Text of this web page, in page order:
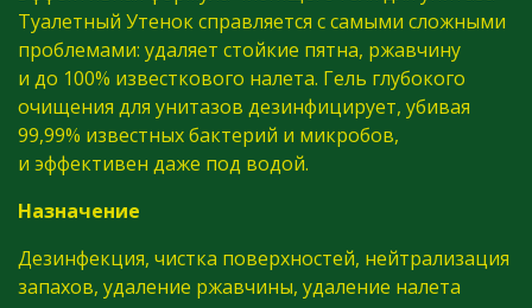
Туалетный Утенок справляется с самыми сложными
проблемами: удаляет стойкие пятна, ржавчину
и до 100% известкового налета. Гель глубокого
очищения для унитазов дезинфицирует, убивая
99,99% известных бактерий и микробов,
и эффективен даже под водой.
Назначение
Дезинфекция, чистка поверхностей, нейтрализация
запахов, удаление ржавчины, удаление налета